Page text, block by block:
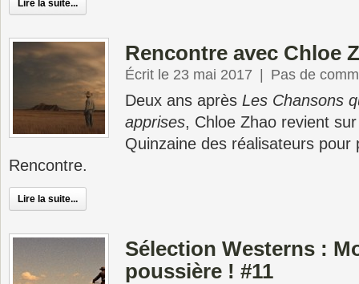
Lire la suite...
Rencontre avec Chloe
Écrit le 23 mai 2017 Pas de
Deux ans après Les Chansons
apprises, Chloe Zhao revient
Quinzaine des réalisateurs
Rencontre.
Lire la suite...
Sélection Westerns :
poussière ! #11